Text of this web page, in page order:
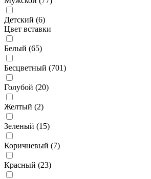
Детский (6)
Цвет вставки
Белый (65)
Бесцветный (701)
Голубой (20)
Желтый (2)
Зеленый (15)
Коричневый (7)
Красный (23)